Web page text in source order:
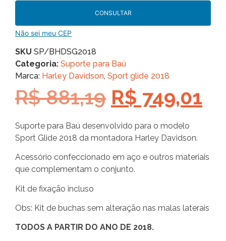
CONSULTAR
Não sei meu CEP
SKU SP/BHDSG2018
Categoria: Suporte para Baú
Marca: Harley Davidson, Sport glide 2018
R$881,19 R$ 749,01
Suporte para Baú desenvolvido para o modelo
Sport Glide 2018 da montadora Harley Davidson.
Acessório confeccionado em aço e outros materiais
que complementam o conjunto.
Kit de fixação incluso
Obs: Kit de buchas sem alteração nas malas laterais
TODOS A PARTIR DO ANO DE 2018.